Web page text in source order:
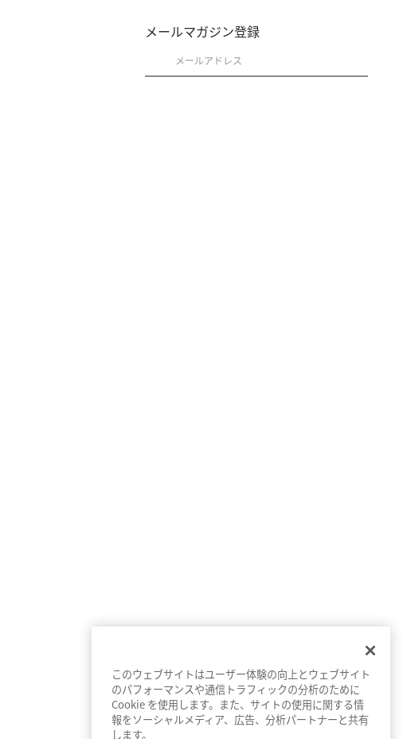
メールマガジン登録
利用規約 プライバシーポリシー
このウェブサイトはユーザー体験の向上とウェブサイト
のパフォーマンスや通信トラフィックの分析のために
Cookie を使用します。また、サイトの使用に関する情
報をソーシャルメディア、広告、分析パートナーと共有
します。